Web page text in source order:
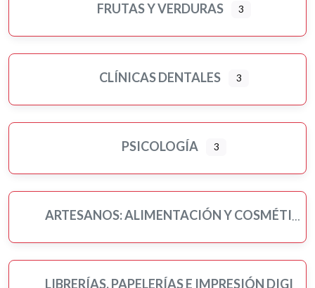
FRUTAS Y VERDURAS 3
CLÍNICAS DENTALES 3
PSICOLOGÍA 3
ARTESANOS: ALIMENTACIÓN Y COSMÉTICA
LIBRERÍAS, PAPELERÍAS E IMPRESIÓN DIGITAL